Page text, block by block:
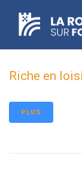
principal
Riche en
PLUS